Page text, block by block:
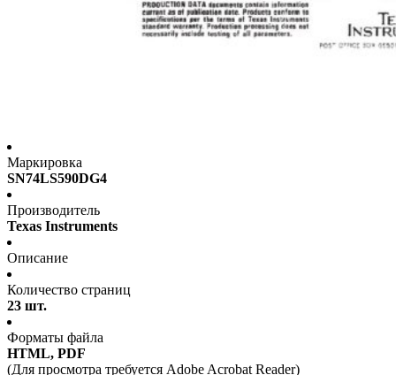
Маркировка
SN74LS590DG4
Производитель
Texas Instruments
Описание
Количество страниц
23 шт.
Форматы файла
HTML, PDF
(Для просмотра требуется Adobe Acrobat Reader)